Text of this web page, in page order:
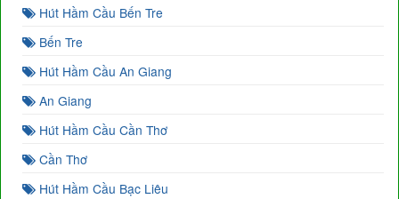
Hút Hầm Cầu Bến Tre
Bến Tre
Hút Hầm Cầu An Giang
An Giang
Hút Hầm Cầu Cần Thơ
Cần Thơ
Hút Hầm Cầu Bạc Liêu